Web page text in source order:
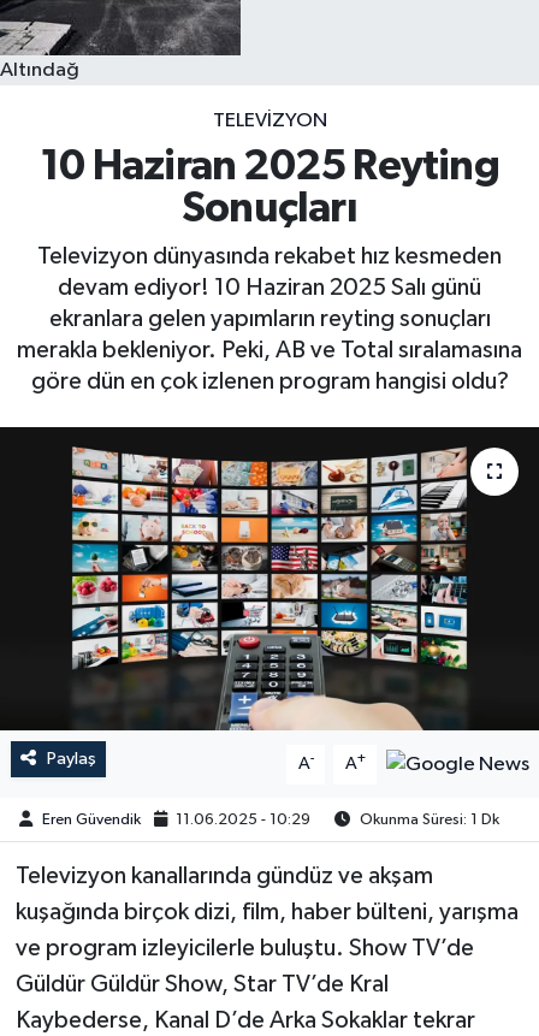
Altındağ
TELEVIZYON
10 Haziran 2025 Reyting
Sonuçları
Televizyon dünyasında rekabet hız kesmeden
devam ediyor! 10 Haziran 2025 Salı günü
ekranlara gelen yapımların reyting sonuçları
merakla bekleniyor. Peki, AB ve Total sıralamasına
göre dün en çok izlenen program hangisi oldu?
Paylaş A- A+
Eren Güvendik 11.06.2025 - 10:29 Okunma Süresi: 1 Dk
Televizyon kanallarında gündüz ve akşam
kuşağında birçok dizi, film, haber bülteni, yarışma
ve program izleyicilerle buluştu. Show TV’de
Güldür Güldür Show, Star TV’de Kral
Kaybederse, Kanal D’de Arka Sokaklar tekrar